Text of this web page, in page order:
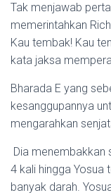
Tak menjawab
memerintahkan
Kau tembak! Kau
kata jaksa
Bharada E yang
kesanggupannya
mengarahkan
Dia menembakkan
4 kali hingga Yosua
banyak darah.